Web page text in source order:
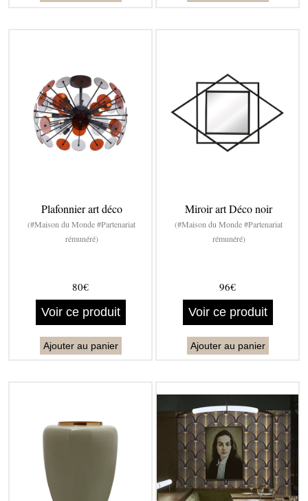
Plafonnier art déco
(#Maison du Monde #Partenariat
rémunéré)
80€
Voir ce produit
Ajouter au panier
Miroir art Déco noir
(#Maison du Monde #Partenariat
rémunéré)
96€
Voir ce produit
Ajouter au panier